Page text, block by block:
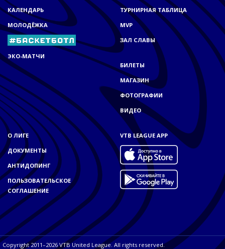
КАЛЕНДАРЬ
МОЛОДЁЖКА
ЭКО-МАТЧИ
ТУРНИРНАЯ ТАБЛИЦА
MVP
ЗАЛ СЛАВЫ
БИЛЕТЫ
МАГАЗИН
ФОТОГРАФИИ
ВИДЕО
О ЛИГЕ
ДОКУМЕНТЫ
АНТИДОПИНГ
ПОЛЬЗОВАТЕЛЬСКОЕ
СОГЛАШЕНИЕ
VTB LEAGUE APP
Copyright 2011–2026 VTB United League. All rights reserved.